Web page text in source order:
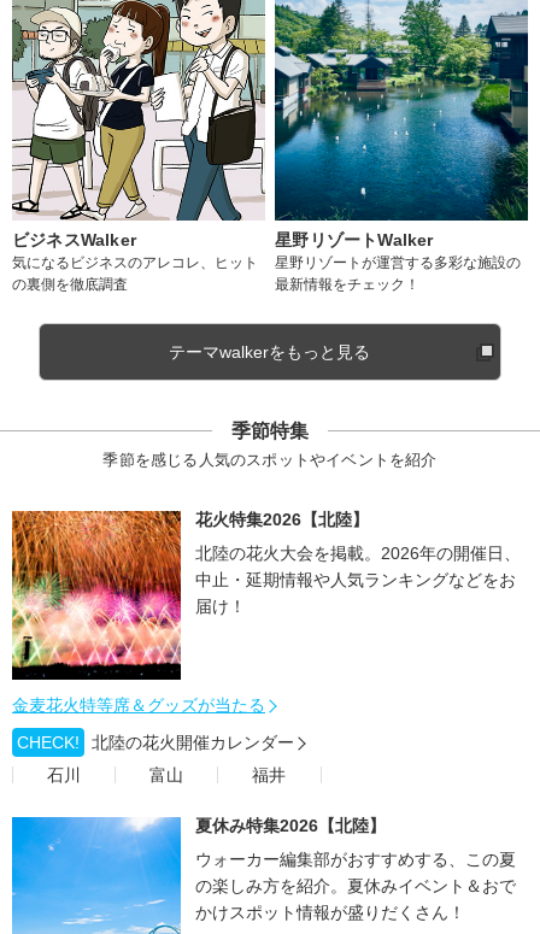
ビジネスWalker
気になるビジネスのアレコレ、ヒット
の裏側を徹底調査
星野リゾートWalker
星野リゾートが運営する多彩な施設の
最新情報をチェック！
テーマwalkerをもっと見る
季節特集
季節を感じる人気のスポットやイベントを紹介
花火特集2026【北陸】
北陸の花火大会を掲載。2026年の開催日、
中止・延期情報や人気ランキングなどをお
届け！
金麦花火特等席＆グッズが当たる
CHECK!
北陸の花火開催カレンダー
石川
富山 福井
夏休み特集2026【北陸】
ウォーカー編集部がおすすめする、この夏
の楽しみ方を紹介。夏休みイベント＆おで
かけスポット情報が盛りだくさん！